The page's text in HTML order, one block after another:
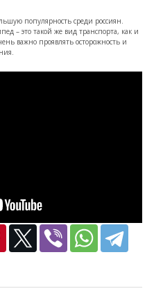
популярность среди россиян.
– это такой же вид транспорта, как и
важно проявлять осторожность и